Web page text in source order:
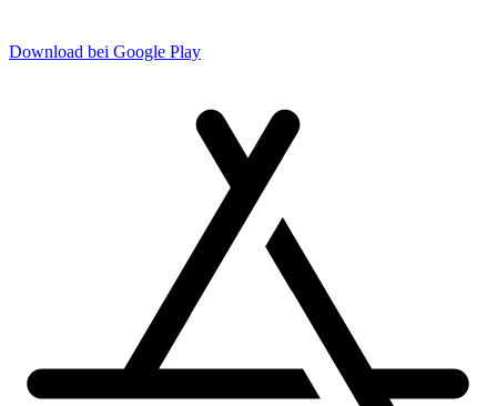
Download bei Google Play